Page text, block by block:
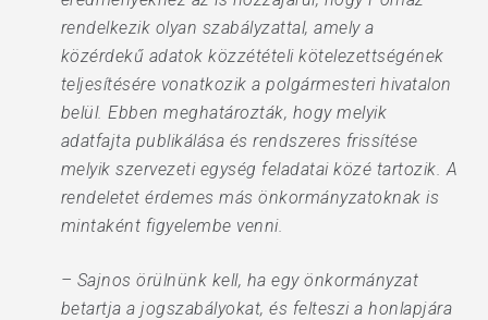
rendelkezik olyan szabályzattal, amely a
közérdekű adatok közzétételi kötelezettségének
teljesítésére vonatkozik a polgármesteri hivatalon
belül. Ebben meghatározták, hogy melyik
adatfajta publikálása és rendszeres frissítése
melyik szervezeti egység feladatai közé tartozik. A
rendeletet érdemes más önkormányzatoknak is
mintaként figyelembe venni.
– Sajnos örülnünk kell, ha egy önkormányzat
betartja a jogszabályokat, és felteszi a honlapjára